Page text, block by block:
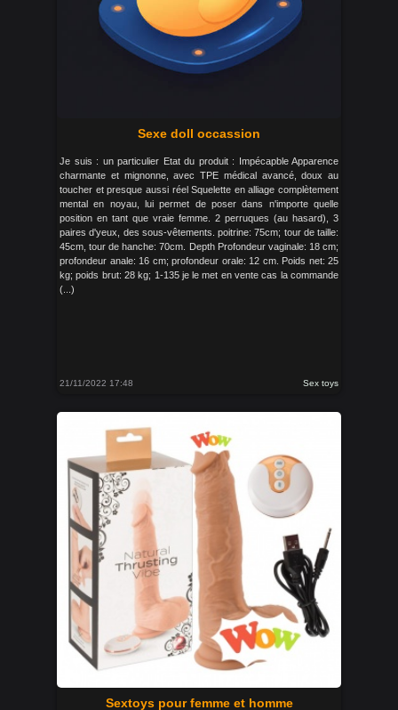
Sexe doll occassion
Je suis : un particulier Etat du produit : Impécapble Apparence
charmante et mignonne, avec TPE médical avancé, doux au
toucher et presque aussi réel Squelette en alliage complètement
mental en noyau, lui permet de poser dans n'importe quelle
position en tant que vraie femme. 2 perruques (au hasard), 3
paires d'yeux, des sous-vêtements. poitrine: 75cm; tour de taille:
45cm, tour de hanche: 70cm. Depth Profondeur vaginale: 18 cm;
profondeur anale: 16 cm; profondeur orale: 12 cm. Poids net: 25
kg; poids brut: 28 kg; 1-135 je le met en vente cas la commande
(...)
21/11/2022 17:48 Sex toys
Sextoys pour femme et homme